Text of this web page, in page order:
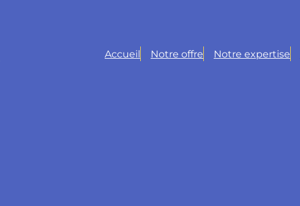
Accueil Notre offre Notre expertise